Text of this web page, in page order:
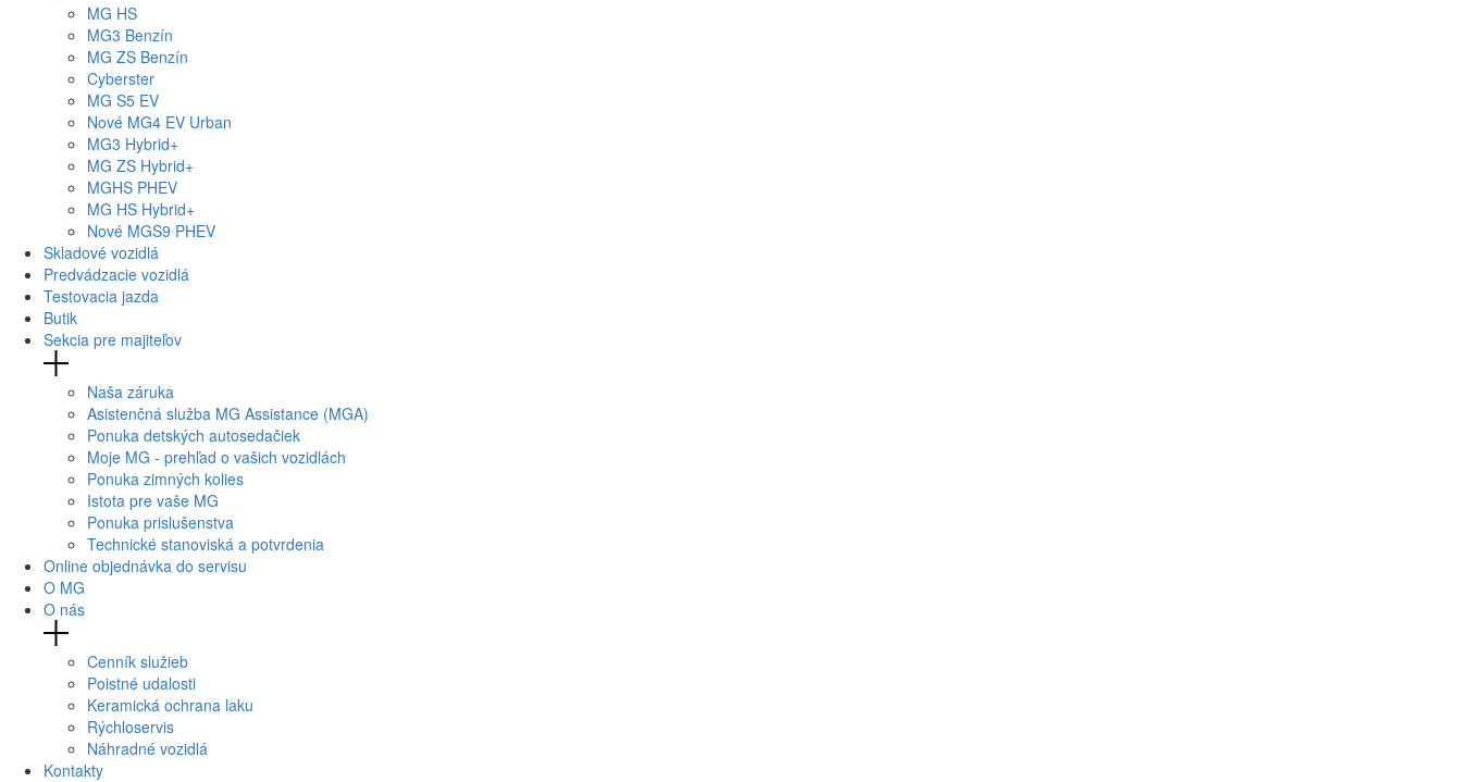
MG HS
MG3 Benzín
MG ZS Benzín
Cyberster
MG S5 EV
Nové MG4 EV Urban
MG3 Hybrid+
MG ZS Hybrid+
MGHS PHEV
MG HS Hybrid+
Nové MGS9 PHEV
Skladové vozidlá
Predvádzacie vozidlá
Testovacia jazda
Butik
Sekcia pre majiteľov
Naša záruka
Asistenčná služba MG Assistance (MGA)
Ponuka detských autosedačiek
Moje MG - prehľad o vašich vozidlách
Ponuka zimných kolies
Istota pre vaše MG
Ponuka prislušenstva
Technické stanoviská a potvrdenia
Online objednávka do servisu
O MG
O nás
Cenník služieb
Poistné udalosti
Keramická ochrana laku
Rýchloservis
Náhradné vozidlá
Kontakty